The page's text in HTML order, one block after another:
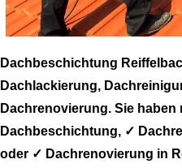
Dachbeschichtung
Dachlackierung,
Dachrenovierung. Sie
Dachbeschichtung, ✓
oder ✓ Dachrenovierung in